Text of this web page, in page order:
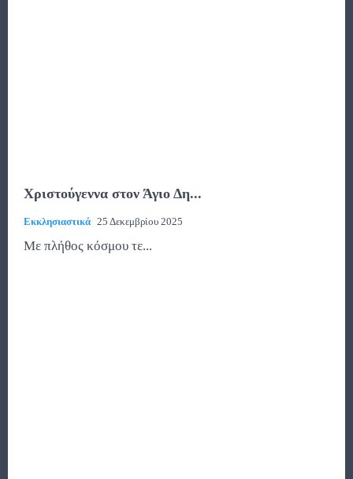
Χριστούγεννα στον Άγιο Δη...
Εκκλησιαστικά 25 Δεκεμβρίου 2025
Με πλήθος κόσμου τε...